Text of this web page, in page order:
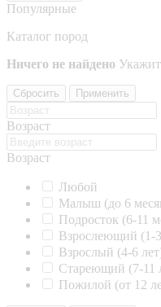
Популярные
Каталог пород
Ничего не найдено
Сбросить Применить
Возраст
Возраст
Любой
Малыш (до 6
Подросток (6-11
Взрослеющий (1-
Взрослый (4-6
Стареющий (7-11
Пожилой (от 12